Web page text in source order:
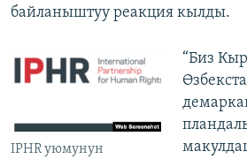
байланыштуу реакция кылды.
IPHR уюмунун
“Биз